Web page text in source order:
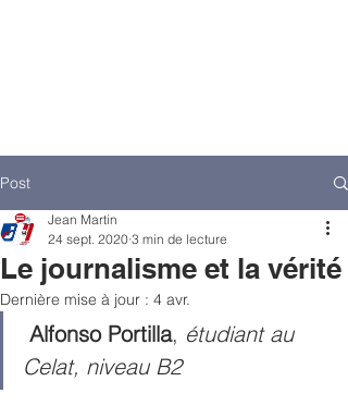
Post
Le journalisme et la vérité
Jean Martin
24 sept. 2020 3 min de lecture
Dernière mise à jour : 4 avr.
Alfonso Portilla, étudiant au
Celat, niveau B2